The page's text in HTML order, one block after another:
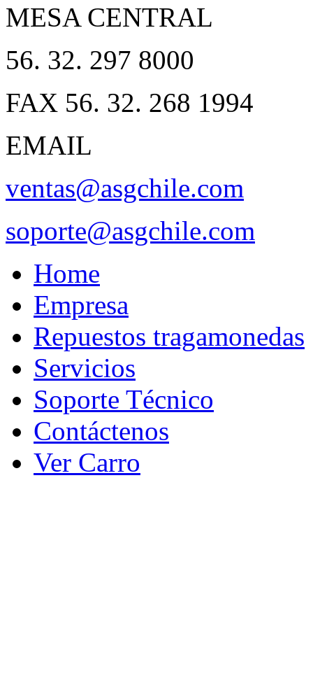
MESA CENTRAL
56. 32. 297 8000
FAX 56. 32. 268 1994
EMAIL
ventas@asgchile.com
soporte@asgchile.com
Home
Empresa
Repuestos tragamonedas
Servicios
Soporte Técnico
Contáctenos
Ver Carro